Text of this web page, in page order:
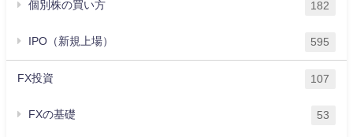
個別株の買い方 182
IPO（新規上場） 595
FX投資 107
FXの基礎 53